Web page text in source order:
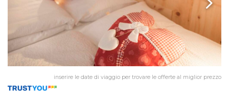
inserire le date di viaggio per trovare le offerte al miglior prezzo